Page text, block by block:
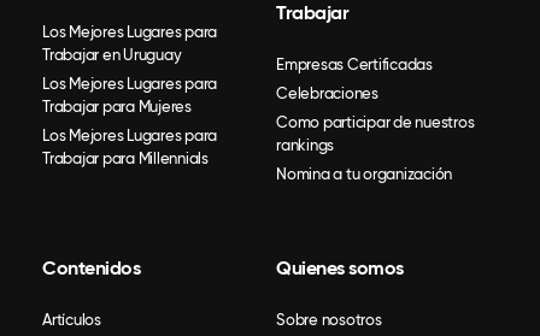
Los Mejores Lugares para
Trabajar en Uruguay
Los Mejores Lugares para
Trabajar para Mujeres
Los Mejores Lugares para
Trabajar para Millennials
Trabajar
Empresas Certificadas
Celebraciones
Como participar de nuestros
rankings
Nomina a tu organización
Contenidos
Artículos
Quienes somos
Sobre nosotros